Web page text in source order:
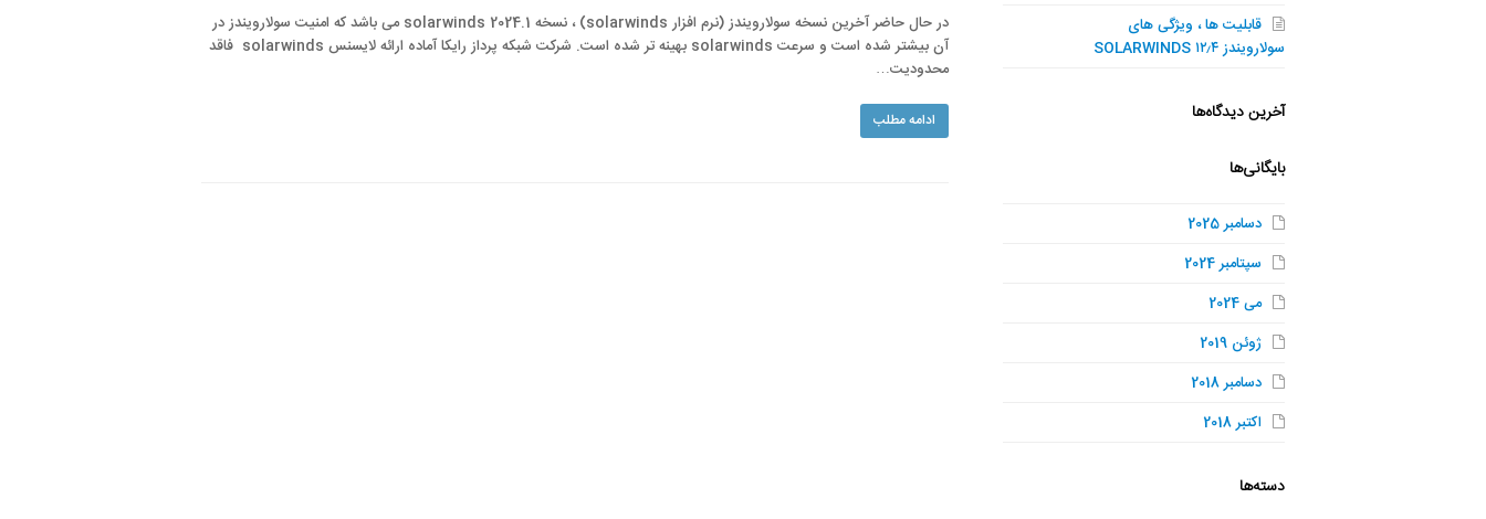
در حال حاضر آخرین نسخه سولارویندز (نرم افزار solarwinds) ، نسخه solarwinds 2024.1 می باشد که امنیت سولارویندز در
آن بیشتر شده است و سرعت solarwinds بهینه تر شده است. شرکت شبکه پرداز رایکا آماده ارائه لایسنس solarwinds فاقد
محدودیت…
ادامه مطلب
قابلیت ها ، ویژگی های
سولارویندز SOLARWINDS ۱۲٫۴
آخرین دیدگاه‌ها
بایگانی‌ها
دسامبر 2025
سپتامبر 2024
می 2024
ژوئن 2019
دسامبر 2018
اکتبر 2018
دسته‌ها